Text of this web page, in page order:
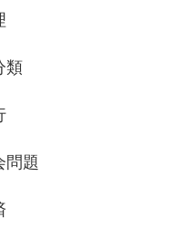
類
問題